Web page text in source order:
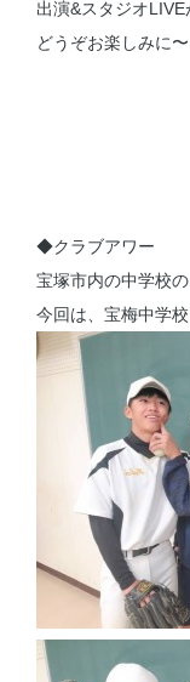
出演&スタジオLIVE
どうぞお楽しみに〜
◆クラブアワー
宝塚市内の中学校
今回は、宝梅中学